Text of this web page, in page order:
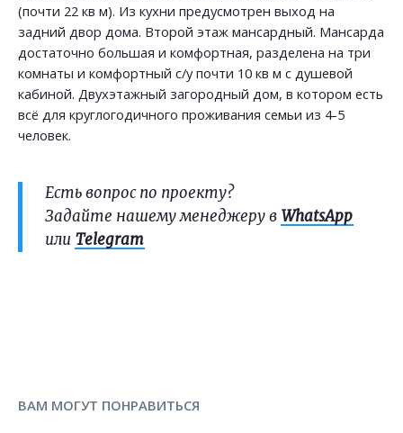
(почти 22 кв м). Из кухни предусмотрен выход на
задний двор дома. Второй этаж мансардный. Мансарда
достаточно большая и комфортная, разделена на три
комнаты и комфортный с/у почти 10 кв м с душевой
кабиной. Двухэтажный загородный дом, в котором есть
всё для круглогодичного проживания семьи из 4-5
человек.
Есть вопрос по проекту?
Задайте нашему менеджеру в WhatsApp
или Telegram
ВАМ МОГУТ ПОНРАВИТЬСЯ